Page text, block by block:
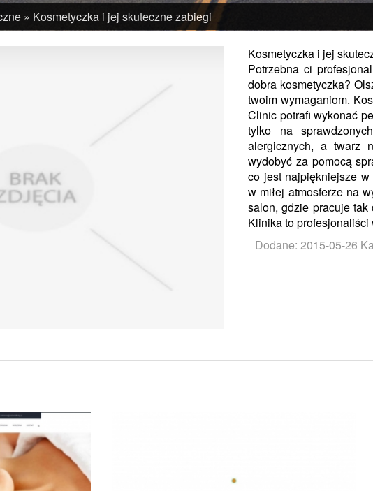
» Kosmetyczka i jej skuteczne zabiegi
Kosmetyczka i jej
Potrzebna ci
dobra kosmetyczka?
twoim wymaganiom.
Clinic potrafi wykonać
tylko na
alergicznych, a twarz
wydobyć za pomocą
co jest najpiękniejsze
w miłej atmosferze na
salon, gdzie pracuje tak
Klinika to profesjonaliści
Dodane: 2015-05-26